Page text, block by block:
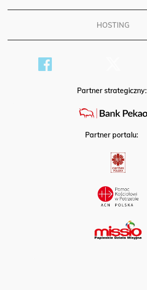
HOSTING
Partner strategiczny:
Partner portalu: